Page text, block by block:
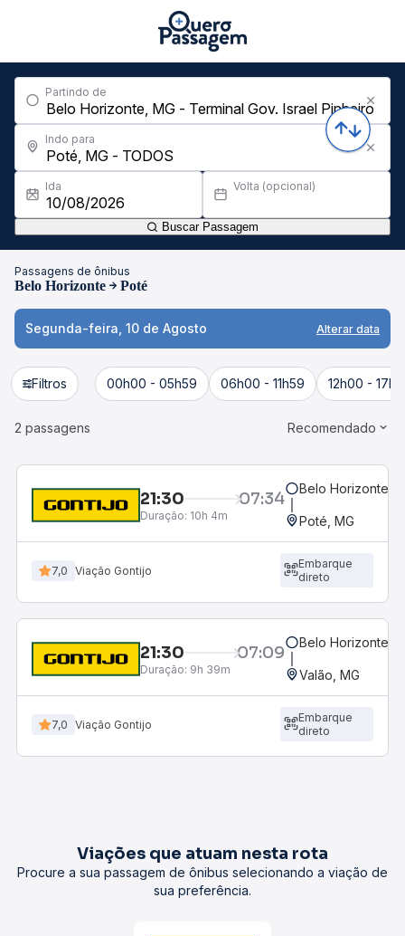
Partindo de
Indo para
Ida Volta (opcional)
Buscar Passagem
Passagens de ônibus
Belo Horizonte Poté
Segunda-feira, 10 de Agosto Alterar data
Filtros 00h00 - 05h59 06h00 - 11h59 12h00 -
2 passagens Recomendado
21:30 07:34
Duração: 10h 4m
Belo Horizonte,
Poté, MG
7,0 Viação Gontijo
Embarque
direto
21:30 07:09
Duração: 9h 39m
Belo Horizonte,
Valão, MG
7,0 Viação Gontijo
Embarque
direto
Viações que atuam nesta rota
Procure a sua passagem de ônibus selecionando a viação de
sua preferência.